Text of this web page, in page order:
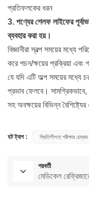
প্রতিফলকের ধরন
3. পণ্যের শেলফ লাইফের
ব্যবহার করা হয়।
বিজ্ঞানীরা স্বল্প সময়ের মধ্যে
করে পচন/ক্ষয়ের প্রক্রিয়া এবং
যে যদি এটি অল্প সময়ের মধ্যে
প্রভাব ফেলবে। সামগ্রিকভাবে,
সহ অবক্ষয়ের বিভিন্ন
হট ট্যাগ : স্থিতিশীলতা পরীক্ষার চেম্বার
পরবর্তী
মেডিকেল